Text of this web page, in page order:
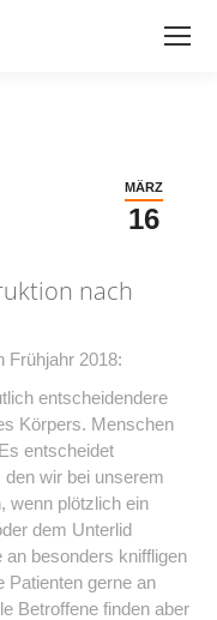
MÄRZ
16
nach
Frühjahr 2018:
entscheidendere
Körpers. Menschen
entscheidet
wir bei unserem
wenn plötzlich ein
dem Unterlid
besonders kniffligen
Patienten gerne an
Betroffene finden aber